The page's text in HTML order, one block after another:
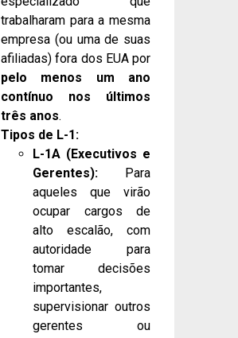
trabalharam para a mesma
empresa (ou uma de suas
afiliadas) fora dos EUA por
pelo menos um ano
contínuo nos últimos
três anos.
Tipos de L-1:
L-1A (Executivos e
Gerentes): Para
aqueles que virão
ocupar cargos de
alto escalão, com
autoridade para
tomar decisões
importantes,
supervisionar outros
gerentes ou